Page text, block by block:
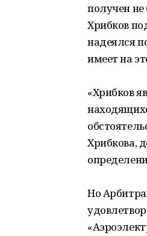
получен не
Хрибков
надеялся
имеет на
«Хрибков
Хрибкова,
Но